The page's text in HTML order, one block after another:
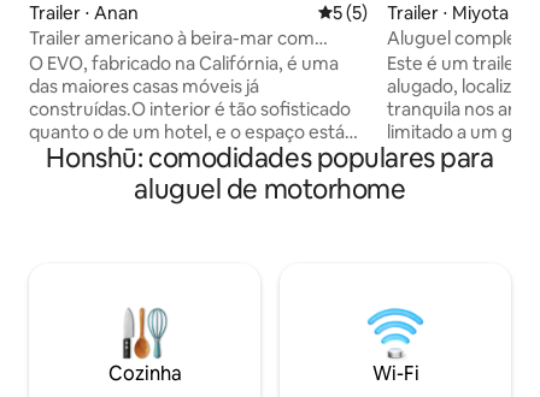
Trailer ⋅ Anan 5 de uma avaliação média
5 (5)
Trailer americano à beira-mar com
churrasqueira, sauna de tenda, bar de
tacos e forno de pizza
O EVO, fabricado na Califórnia, é uma
das maiores casas móveis já
construídas.O interior é tão sofisticado
quanto o de um hotel, e o espaço está
equipado com todas as comodidades de
que você precisa para sua estadia,
oferecendo conforto e um ambiente
ou mais pessoas mediante cobrança de
uma taxa adicional) No centro da
propriedade, há uma lareira externa de
pedra em estilo britânico.O som das
Trailer ⋅ Miyota
Aluguel completo
limitado – a 10
Um refúgio na
sauna, fogueira e
Este é um trailer
alugado,
tranquila nos
limitado a um
uma estadia
cercado pela
minutos de carro
reúna-se ao
na sauna. É uma
que parece um
repor a mente e
Honshū: comodidades populares para
aluguel de motorhome
Cozinha Wi-Fi